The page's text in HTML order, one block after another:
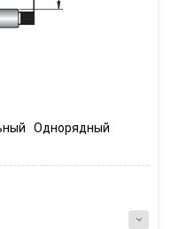
Однорядный